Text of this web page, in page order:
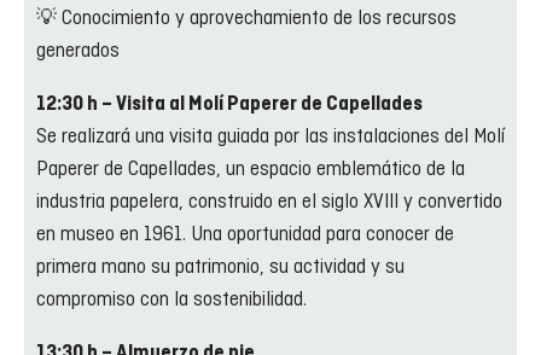
💡 Conocimiento y aprovechamiento de los recursos
generados
12:30 h – Visita al Molí Paperer de Capellades
Se realizará una visita guiada por las instalaciones del Molí
Paperer de Capellades, un espacio emblemático de la
industria papelera, construido en el siglo XVIII y convertido
en museo en 1961. Una oportunidad para conocer de
primera mano su patrimonio, su actividad y su
compromiso con la sostenibilidad.